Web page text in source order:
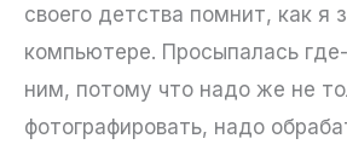
своего детства помнит, как я
компьютере. Просыпалась
ним, потому что надо же не
фотографировать, надо